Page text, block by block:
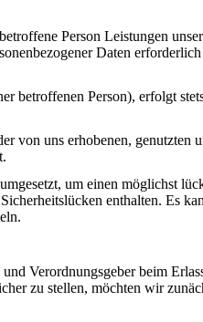
Person Leistungen
Daten
betroffenen Person), erfolgt
uns erhobenen, genutzten
um einen möglichst
enthalten. Es
Verordnungsgeber beim
zu stellen, möchten wir